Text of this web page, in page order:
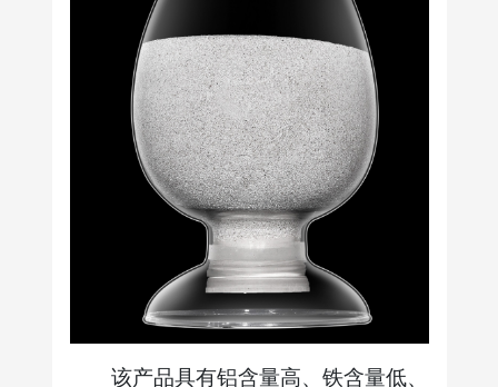
该产品具有铝含量高、铁含量低、